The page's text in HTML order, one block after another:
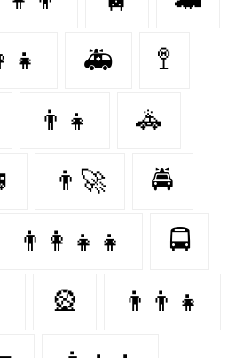
🚑 🚏
👨‍👧 🚓
👨‍🚀 🚔
👨‍👩‍👧‍👧 🚍
🎡 👨‍👨‍👧